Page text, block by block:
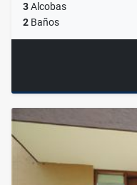
3Alcobas
2 Baños